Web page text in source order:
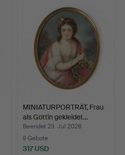
MINIATURPORTRÄT, Frau
als Göttin gekleidet…
Beendet 23. Jul 2026
9 Gebote
317 USD